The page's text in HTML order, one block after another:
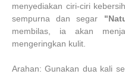
menyediakan ciri-ciri
sempurna dan segar
membilas, ia akan
mengeringkan kulit.
Arahan: Gunakan dua kali